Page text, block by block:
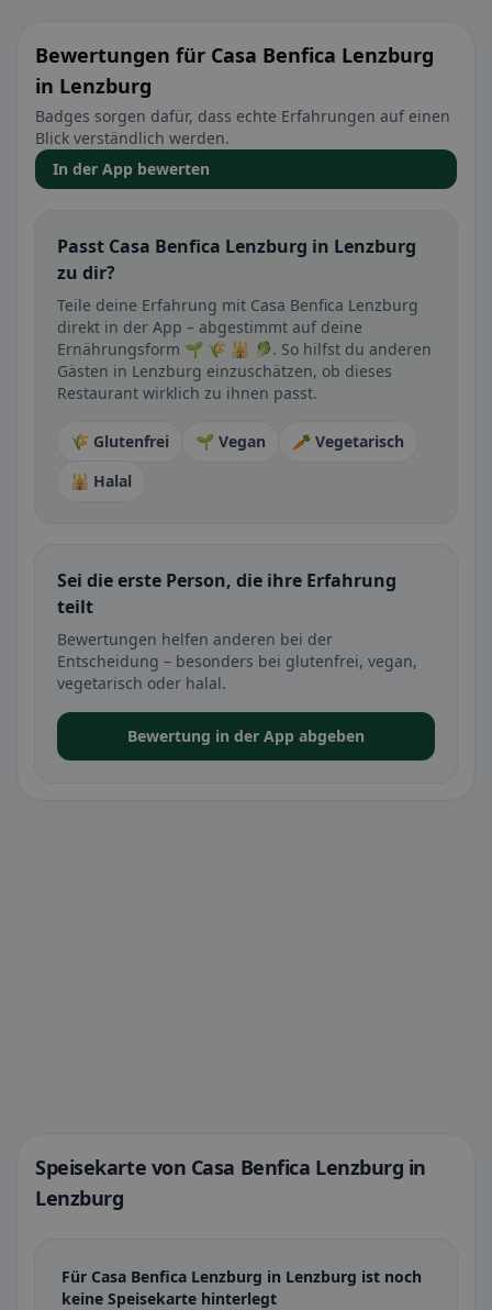
Bewertungen für Casa Benfica Lenzburg
in Lenzburg
Badges sorgen dafür, dass echte Erfahrungen auf einen
Blick verständlich werden.
In der App bewerten
Passt Casa Benfica Lenzburg in Lenzburg
zu dir?
Teile deine Erfahrung mit Casa Benfica Lenzburg
direkt in der App – abgestimmt auf deine
Ernährungsform 🌱 🌾 🕌 🥬. So hilfst du anderen
Gästen in Lenzburg einzuschätzen, ob dieses
Restaurant wirklich zu ihnen passt.
🌾 Glutenfrei 🌱 Vegan
🥕 Vegetarisch
🕌 Halal
Sei die erste Person, die ihre Erfahrung
teilt
Bewertungen helfen anderen bei der
Entscheidung – besonders bei glutenfrei, vegan,
vegetarisch oder halal.
Bewertung in der App abgeben
Speisekarte von Casa Benfica Lenzburg in
Lenzburg
Für Casa Benfica Lenzburg in Lenzburg ist noch
keine Speisekarte hinterlegt